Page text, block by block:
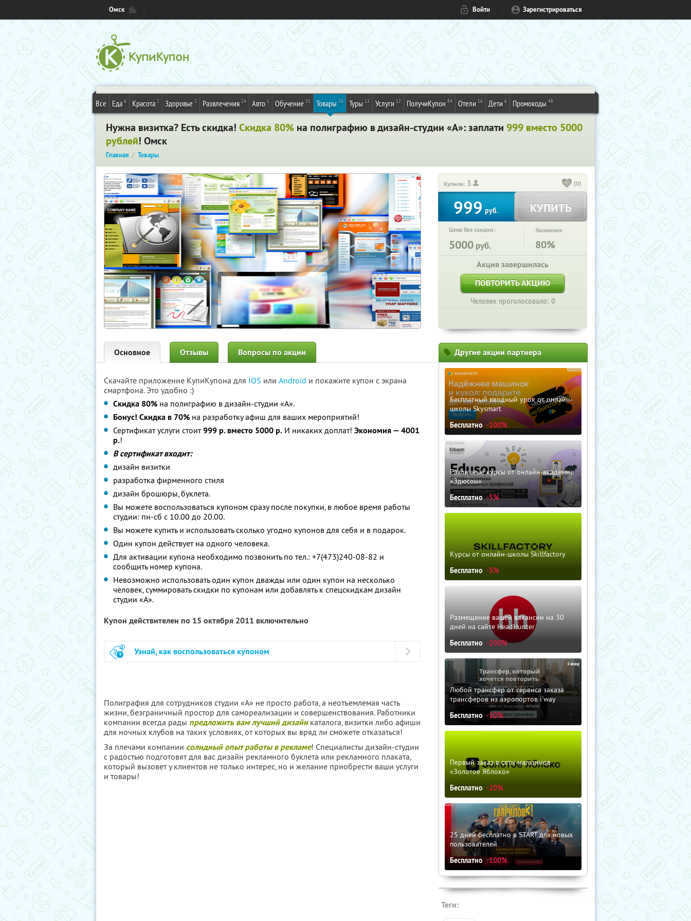
Омск Войти Зарегистрироваться
Все Еда 6 Красота 2 Здоровье 2 Развлечения 24 Авто 1 Обучение 31 Товары 26 Туры 13 Услуги 12 ПолучиКупон 84 Отели 16 Дети 6 Промокоды 48
Нужна визитка? Есть скидка! Скидка 80% на полиграфию в дизайн-студии «А»: заплати 999 вместо 5000
рублей! Омск
Главная Товары
Купили: 3 (0)
999 руб. КУПИТЬ
Цена без скидки:
5000 руб.
Экономия:
80%
Акция завершилась
ПОВТОРИТЬ АКЦИЮ
Человек проголосовало: 0
Основное Отзывы Вопросы по акции
Скачайте приложение КупиКупона для IOS или Android и покажите купон с экрана
смартфона. Это удобно :)
Скидка 80% на полиграфию в дизайн-студии «А».
Бонус! Скидка в 70% на разработку афиш для ваших мероприятий!
Сертификат услуги стоит999 р. вместо 5000 р. И никаких доплат! Экономия — 4001
р.!
В сертификат входит:
дизайн визитки
разработка фирменного стиля
дизайн брошюры, буклета.
Вы можете воспользоваться купоном сразу после покупки, в любое время работы
студии: пн-сб с 10.00 до 20.00.
Вы можете купить и использовать сколько угодно купонов для себя и в подарок.
Один купон действует на одного человека.
Для активации купона необходимо позвонить по тел.: +7(473)240-08-82 и
сообщить номер купона.
Невозможно использовать один купон дважды или один купон на несколько
человек, суммировать скидки по купонам или добавлять к спецскидкам дизайн
студии «А».
Купон действителен по 15 октября 2011 включительно
Узнай, как воспользоваться купоном
Полиграфия для сотрудников студии «А» не просто работа, а неотъемлемая часть
жизни, безграничный простор для самореализации и совершенствования. Работники
компании всегда рады предложить вам лучший дизайнкаталога, визитки либо афиши
для ночных клубов на таких условиях, от которых вы вряд ли сможете отказаться!
За плечами компании солидный опыт работы в рекламе! Специалисты дизайн-студии
с радостью подготовят для вас дизайн рекламного буклета или рекламного плаката,
который вызовет у клиентов не только интерес, но и желание приобрести ваши услуги
и товары!
Другие акции партнера
Бесплатный вводный урок от онлайн-
школы Skysmart
Бесплатно -100%
Различные курсы от онлайн-академии
«Эдюсон»
Бесплатно -5%
Курсы от онлайн-школы Skillfactory
Бесплатно -5%
Размещение вашей вакансии на 30
дней на сайте HeadHunter
Бесплатно -100%
Любой трансфер от сервиса заказа
трансферов из аэропортов i'way
Бесплатно -10%
Первый заказ в сети магазинов
«Золотое Яблоко»
Бесплатно -20%
25 дней бесплатно в START для новых
пользователей
Бесплатно -100%
Теги: